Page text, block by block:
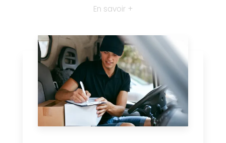
En savoir +